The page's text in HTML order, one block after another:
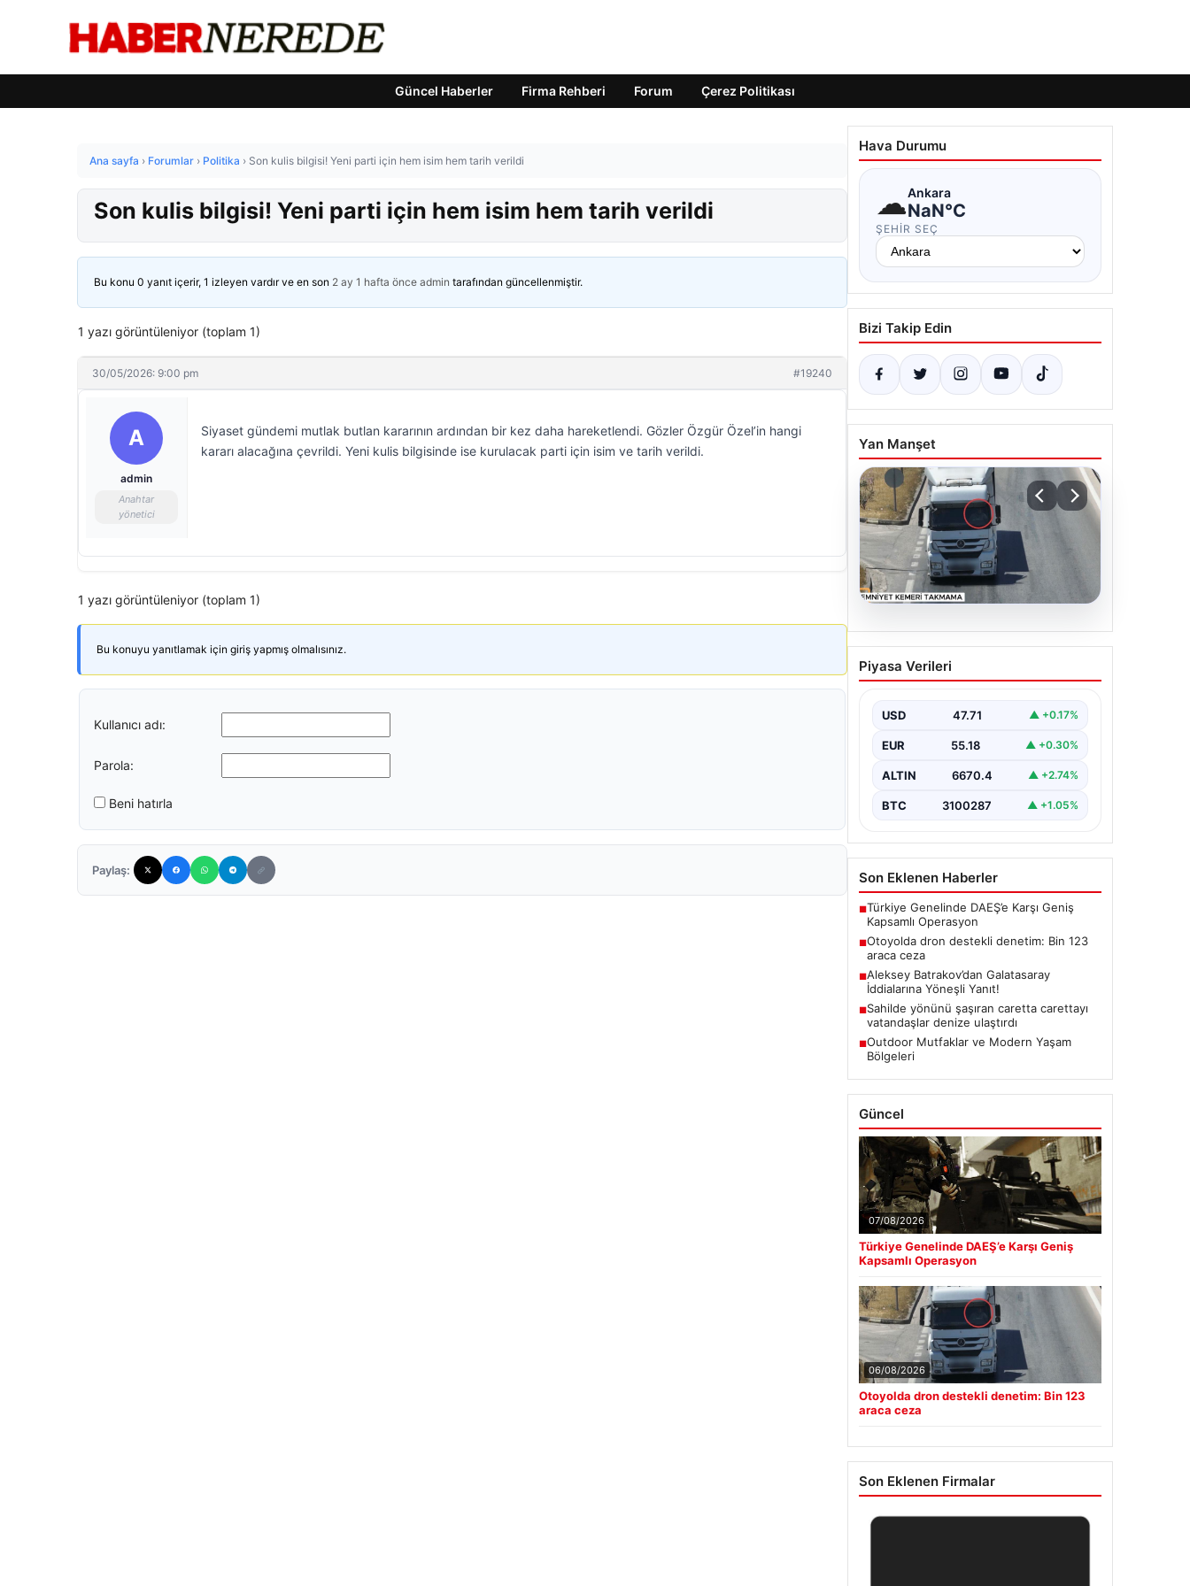
Güncel Haberler Firma Rehberi Forum Çerez Politikası
Ana sayfa › Forumlar › Politika › Son kulis bilgisi! Yeni parti için hem isim hem tarih verildi
Son kulis bilgisi! Yeni parti için hem isim hem tarih verildi
Bu konu 0 yanıt içerir, 1 izleyen vardır ve en son 2 ay 1 hafta önce admin tarafından güncellenmiştir.
1 yazı görüntüleniyor (toplam 1)
30/05/2026: 9:00 pm #19240
A
admin
Anahtar
yönetici
Siyaset gündemi mutlak butlan kararının ardından bir kez daha hareketlendi. Gözler Özgür Özel’in hangi
kararı alacağına çevrildi. Yeni kulis bilgisinde ise kurulacak parti için isim ve tarih verildi.
1 yazı görüntüleniyor (toplam 1)
Bu konuyu yanıtlamak için giriş yapmış olmalısınız.
Kullanıcı adı:
Parola:
Beni hatırla
Paylaş:
Hava Durumu
☁Ankara
NaN°C
ŞEHIR SEÇ
Bizi Takip Edin
Yan Manşet
Otoyolda dron destekli
denetim: Bin 123 araca
Piyasa Verileri
USD 47.71 ▲ +0.17%
EUR 55.18 ▲ +0.30%
ALTIN 6670.4 ▲ +2.74%
BTC 3100287 ▲ +1.05%
Son Eklenen Haberler
■Türkiye Genelinde DAEŞ’e Karşı Geniş
Kapsamlı Operasyon
■Otoyolda dron destekli denetim: Bin 123
araca ceza
■Aleksey Batrakov’dan Galatasaray
İddialarına Yöneşli Yanıt!
■Sahilde yönünü şaşıran caretta carettayı
vatandaşlar denize ulaştırdı
■Outdoor Mutfaklar ve Modern Yaşam
Bölgeleri
Güncel
07/08/2026
Türkiye Genelinde DAEŞ’e Karşı Geniş
Kapsamlı Operasyon
06/08/2026
Otoyolda dron destekli denetim: Bin 123
araca ceza
Son Eklenen Firmalar